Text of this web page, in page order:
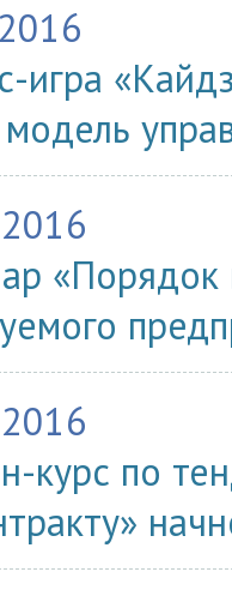
игра
«Порядок
курс по